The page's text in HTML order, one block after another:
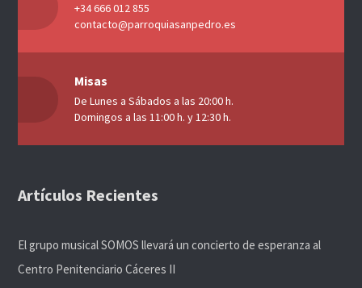
+34 666 012 855
contacto@parroquiasanpedro.es
Misas
De Lunes a Sábados a las 20:00 h.
Domingos a las 11:00 h. y 12:30 h.
Artículos Recientes
El grupo musical SOMOS llevará un concierto de esperanza al
Centro Penitenciario Cáceres II